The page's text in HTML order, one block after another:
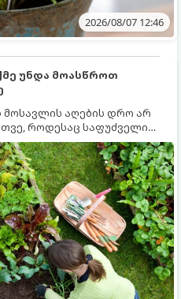
2026/08/07 12:46
უნდა მოასწროთ
აღების დრო არ
თვე, როდესაც საფუძველი
და ბაღი მზადდება
იმისათვის, რომ
ხოლო მცენარეებმა
ბოლომდე 5
უნდა მოასწროთ: